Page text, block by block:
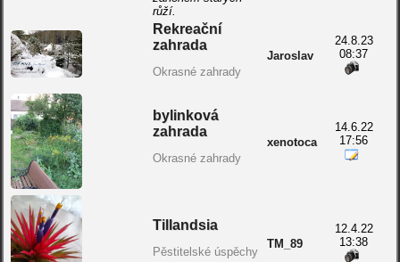
růží.
Rekreační
zahrada
Okrasné zahrady
Jaroslav
24.8.23
08:37
bylinková
zahrada
Okrasné zahrady
xenotoca
14.6.22
17:56
Tillandsia
Pěstitelské úspěchy
TM_89
12.4.22
13:38